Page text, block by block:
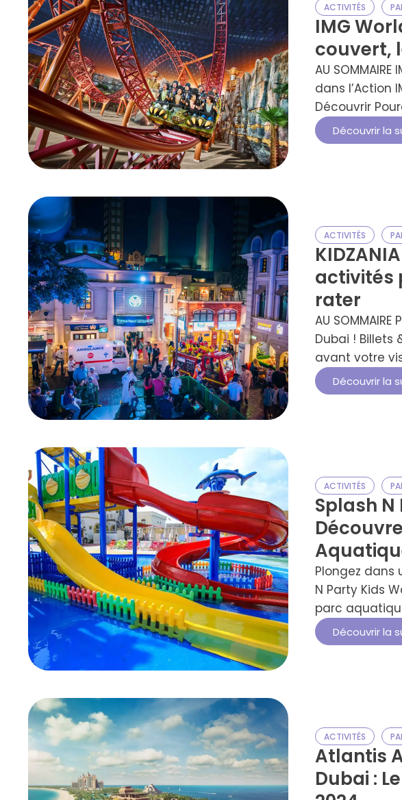
ACTIVITÉS
IMG
couvert,
AU
dans l’Action
Découvrir
Les zones
Billets pour
Découvrir la
ACTIVITÉS
activités
rater
AU
Dubai ! Billets
avant votre
Ville de
les Enfants !
Découvrir la
ACTIVITÉS
Splash
Plongez dans
N Party Kids
parc
en ravissant
uniques dans
Découvrir la
ACTIVITÉS
Atlantis
Dubai :